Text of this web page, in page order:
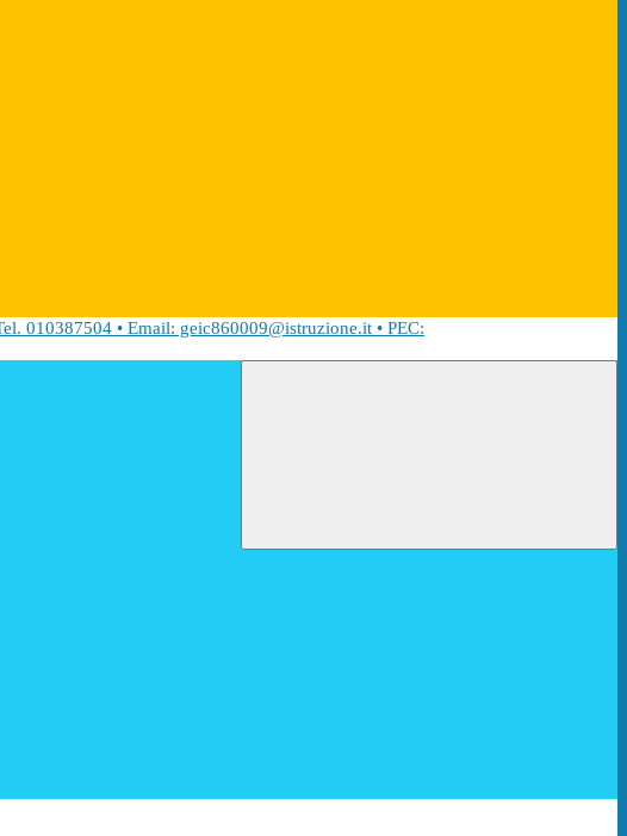
010387504 • Email: geic860009@istruzione.it • PEC: